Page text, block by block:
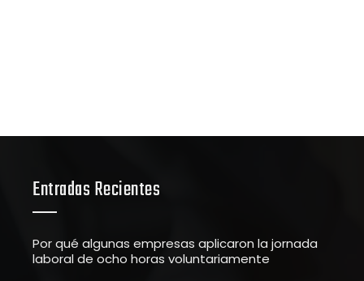
Entradas Recientes
Por qué algunas empresas aplicaron la jornada
laboral de ocho horas voluntariamente